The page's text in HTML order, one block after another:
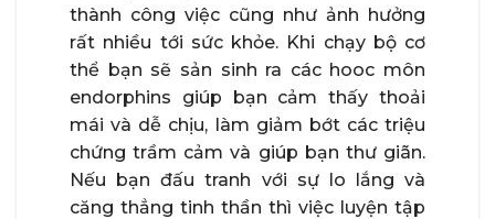
thành công việc cũng như ảnh hưởng
rất nhiều tới sức khỏe. Khi chạy bộ cơ
thể bạn sẽ sản sinh ra các hooc môn
endorphins giúp bạn cảm thấy thoải
mái và dễ chịu, làm giảm bớt các triệu
chứng trầm cảm và giúp bạn thư giãn.
Nếu bạn đấu tranh với sự lo lắng và
căng thẳng tinh thần thì việc luyện tập